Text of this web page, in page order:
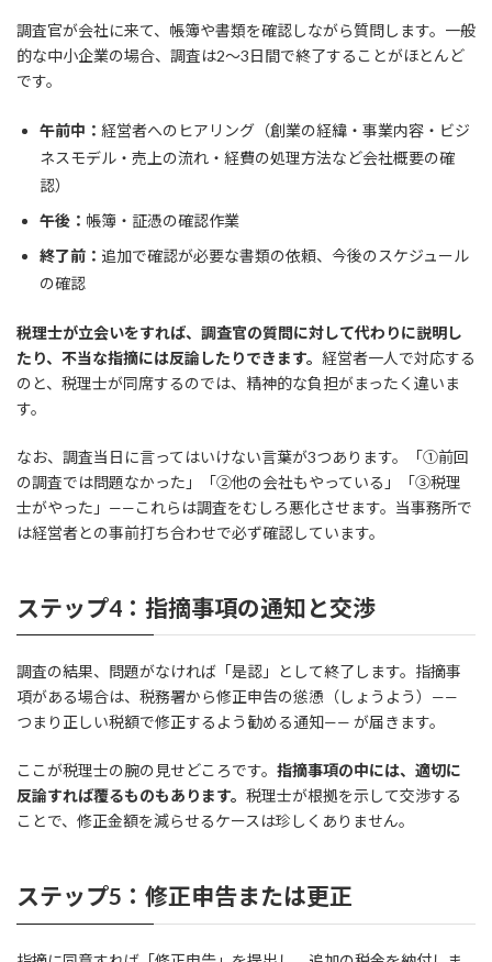
調査官が会社に来て、帳簿や書類を確認しながら質問します。一般
的な中小企業の場合、調査は2〜3日間で終了することがほとんど
です。
午前中： 経営者へのヒアリング（創業の経緯・事業内容・ビジ
ネスモデル・売上の流れ・経費の処理方法など会社概要の確
認）
午後： 帳簿・証憑の確認作業
終了前： 追加で確認が必要な書類の依頼、今後のスケジュール
の確認
税理士が立会いをすれば、調査官の質問に対して代わりに説明し
たり、不当な指摘には反論したりできます。 経営者一人で対応する
のと、税理士が同席するのでは、精神的な負担がまったく違いま
す。
なお、調査当日に言ってはいけない言葉が3つあります。「①前回
の調査では問題なかった」「②他の会社もやっている」「③税理
士がやった」——これらは調査をむしろ悪化させます。当事務所で
は経営者との事前打ち合わせで必ず確認しています。
ステップ4：指摘事項の通知と交渉
調査の結果、問題がなければ「是認」として終了します。指摘事
項がある場合は、税務署から修正申告の慫慂（しょうよう）——
つまり正しい税額で修正するよう勧める通知—— が届きます。
ここが税理士の腕の見せどころです。 指摘事項の中には、適切に
反論すれば覆るものもあります。 税理士が根拠を示して交渉する
ことで、修正金額を減らせるケースは珍しくありません。
ステップ5：修正申告または更正